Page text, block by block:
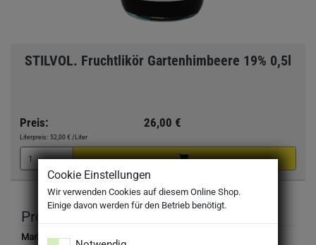
STILVOL. Fruchtlikör Gartenhimbeere 19% 0,5l
Preis: 26,00 €
Literpreis: 52,00 € /Liter
Produktbeschreibung
Marke:
Cookie Einstellungen
Wir verwenden Cookies auf diesem Online Shop.
Einige davon werden für den Betrieb benötigt.